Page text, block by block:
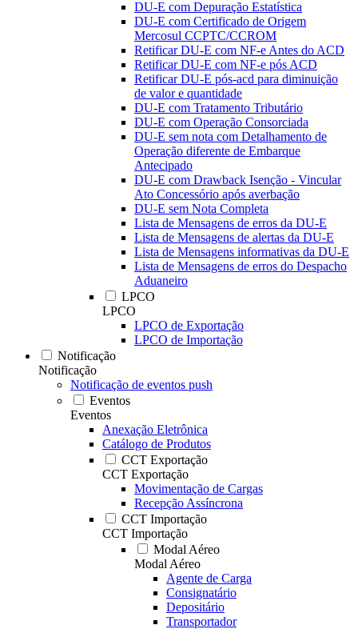
DU-E com Depuração Estatística
DU-E com Certificado de Origem
Mercosul CCPTC/CCROM
Retificar DU-E com NF-e Antes do ACD
Retificar DU-E com NF-e pós ACD
Retificar DU-E pós-acd para diminuição
de valor e quantidade
DU-E com Tratamento Tributário
DU-E com Operação Consorciada
DU-E sem nota com Detalhamento de
Operação diferente de Embarque
Antecipado
DU-E com Drawback Isenção - Vincular
Ato Concessório após averbação
DU-E sem Nota Completa
Lista de Mensagens de erros da DU-E
Lista de Mensagens de alertas da DU-E
Lista de Mensagens informativas da DU-E
Lista de Mensagens de erros do Despacho
Aduaneiro
LPCO
LPCO
LPCO de Exportação
LPCO de Importação
Notificação
Notificação
Notificação de eventos push
Eventos
Eventos
Anexação Eletrônica
Catálogo de Produtos
CCT Exportação
CCT Exportação
Movimentação de Cargas
Recepção Assíncrona
CCT Importação
CCT Importação
Modal Aéreo
Modal Aéreo
Agente de Carga
Consignatário
Depositário
Transportador